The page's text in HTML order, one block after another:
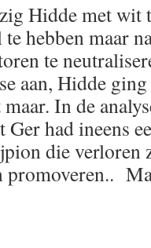
Hidde met wit
te hebben maar
te
aan, Hidde
In de
had ineens
die verloren